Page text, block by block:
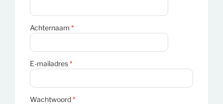
Achternaam *
E-mailadres*
Wachtwoord*